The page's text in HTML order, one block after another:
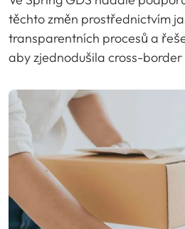
těchto změn prostřednictvím
transparentních procesů a
aby zjednodušila cross-border